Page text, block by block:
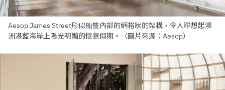
Aesop James Street形似船隻內部的網格狀的架構，令人聯想起澳
洲湛藍海岸上陽光明媚的愜意假期。（圖片來源：Aesop）